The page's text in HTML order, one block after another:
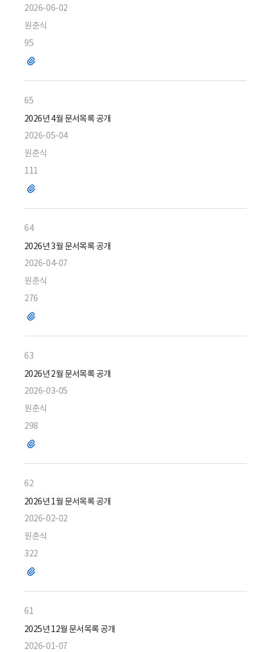
2026-06-02
원춘식
95
파
65
2026년 4월 문서목록 공개
2026-05-04
원춘식
111
파
64
2026년 3월 문서목록 공개
2026-04-07
원춘식
276
파
63
2026년 2월 문서목록 공개
2026-03-05
원춘식
298
파
62
2026년 1월 문서목록 공개
2026-02-02
원춘식
322
파
61
2025년 12월 문서목록 공개
2026-01-07